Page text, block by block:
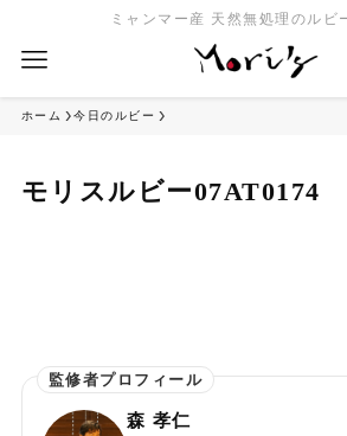
ミャンマー産 天然無処理のルビ
ホーム 今日のルビー
モリスルビー07AT0174
森 孝仁